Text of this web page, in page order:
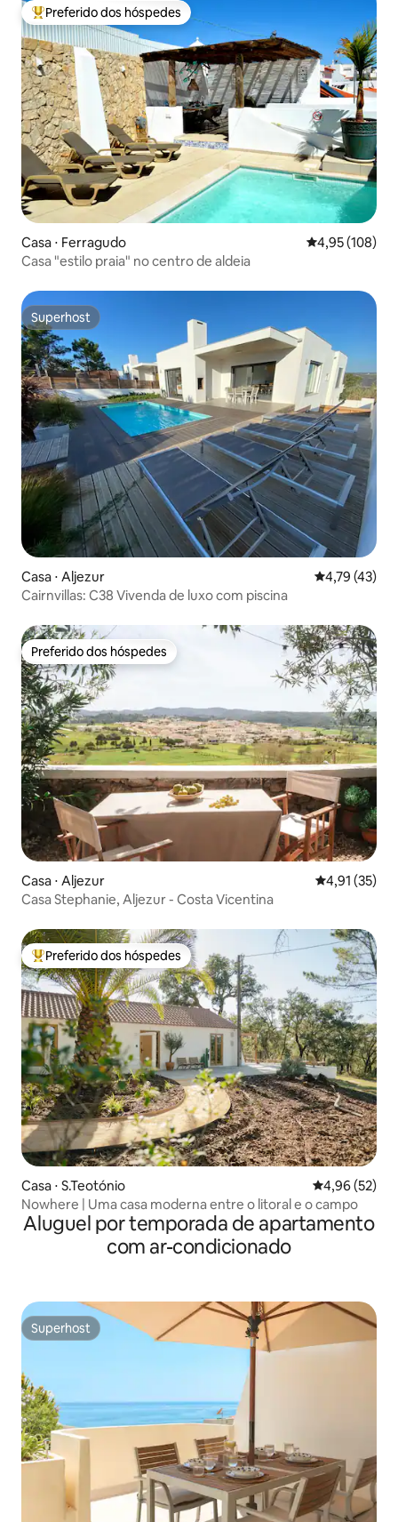
Entre os melhores preferidos dos hóspedes
Preferido dos hóspedes
Casa ⋅ Ferragudo 4,95 de uma
4,95 (108)
Casa "estilo praia" no centro de aldeia
Superhost
Superhost
Casa ⋅ Aljezur 4,79 de uma
4,79 (43)
Cairnvillas: C38 Vivenda de luxo com piscina
Preferido dos hóspedes
Preferido dos hóspedes
Casa ⋅ Aljezur 4,91 de uma
4,91 (35)
Casa Stephanie, Aljezur - Costa Vicentina
Entre os melhores preferidos dos hóspedes
Preferido dos hóspedes
Casa ⋅ S.Teotónio 4,96 de uma
4,96 (52)
Nowhere | Uma casa moderna entre o litoral e o campo
Aluguel por temporada de apartamento
com ar-condicionado
Superhost
Superhost